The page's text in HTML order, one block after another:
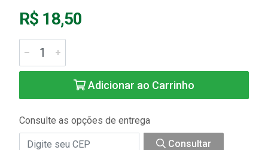
R$ 18,50
Adicionar ao Carrinho
Consulte as opções de entrega
Consultar